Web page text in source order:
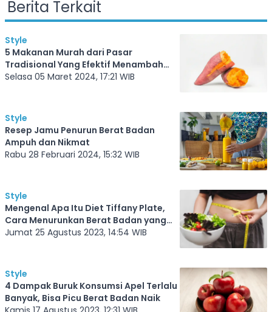
Berita Terkait
Style
5 Makanan Murah dari Pasar
Tradisional Yang Efektif Menambah
Berat Badan, Mari Kita Hitung
Selasa 05 Maret 2024, 17:21 WIB
Style
Resep Jamu Penurun Berat Badan
Ampuh dan Nikmat
Rabu 28 Februari 2024, 15:32 WIB
Style
Mengenal Apa Itu Diet Tiffany Plate,
Cara Menurunkan Berat Badan yang
Ramai di TikTok
Jumat 25 Agustus 2023, 14:54 WIB
Style
4 Dampak Buruk Konsumsi Apel Terlalu
Banyak, Bisa Picu Berat Badan Naik